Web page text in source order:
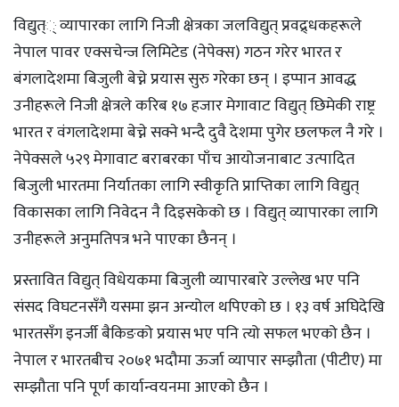
विद्युत्् व्यापारका लागि निजी क्षेत्रका जलविद्युत् प्रवद्र्धकहरूले
नेपाल पावर एक्सचेन्ज लिमिटेड (नेपेक्स) गठन गरेर भारत र
बंगलादेशमा बिजुली बेच्ने प्रयास सुरु गरेका छन् । इप्पान आवद्ध
उनीहरूले निजी क्षेत्रले करिब १७ हजार मेगावाट विद्युत् छिमेकी राष्ट्र
भारत र वंगलादेशमा बेच्ने सक्ने भन्दै दुवै देशमा पुगेर छलफल नै गरे ।
नेपेक्सले ५२९ मेगावाट बराबरका पाँच आयोजनाबाट उत्पादित
बिजुली भारतमा निर्यातका लागि स्वीकृति प्राप्तिका लागि विद्युत्
विकासका लागि निवेदन नै दिइसकेको छ । विद्युत् व्यापारका लागि
उनीहरूले अनुमतिपत्र भने पाएका छैनन् ।
प्रस्तावित विद्युत् विधेयकमा बिजुली व्यापारबारे उल्लेख भए पनि
संसद विघटनसँगै यसमा झन अन्योल थपिएको छ । १३ वर्ष अघिदेखि
भारतसँग इनर्जी बैकिङको प्रयास भए पनि त्यो सफल भएको छैन ।
नेपाल र भारतबीच २०७१ भदौमा ऊर्जा व्यापार सम्झौता (पीटीए) मा
सम्झौता पनि पूर्ण कार्यान्वयनमा आएको छैन ।